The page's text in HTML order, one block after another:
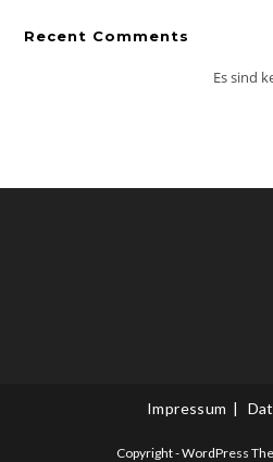
Recent Comments
Es sind
Impressum
Copyright - WordPress